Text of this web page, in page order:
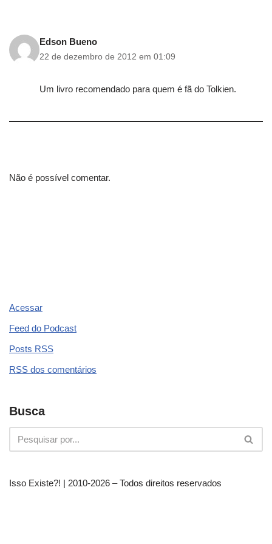
Edson Bueno
22 de dezembro de 2012 em 01:09
Um livro recomendado para quem é fã do Tolkien.
Não é possível comentar.
Acessar
Feed do Podcast
Posts RSS
RSS dos comentários
Busca
Isso Existe?! | 2010-2026 – Todos direitos reservados